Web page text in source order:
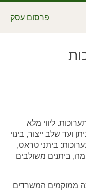
פרסום עסק
ליווי מלא
ועד שלב ייצור, בינוי
ביתני טראס,
ביתנים משולבים
ממוקמים המשרדים